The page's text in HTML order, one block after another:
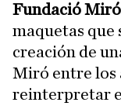
Fundació
maquetas que
creación de
Miró entre los
reinterpretar